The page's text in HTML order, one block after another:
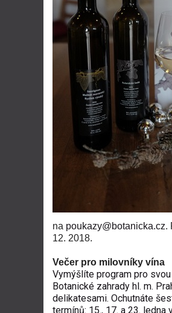
na poukazy@botanicka.cz.
12. 2018.
Večer pro milovníky vína
Vymýšlíte program pro
Botanické zahrady hl. m.
delikatesami. Ochutnáte
termínů: 15., 17. a 23.